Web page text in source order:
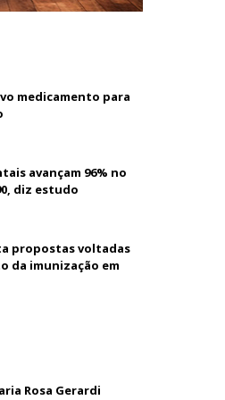
medicamento para
avançam 96% no
diz estudo
propostas voltadas
da imunização em
Rosa Gerardi